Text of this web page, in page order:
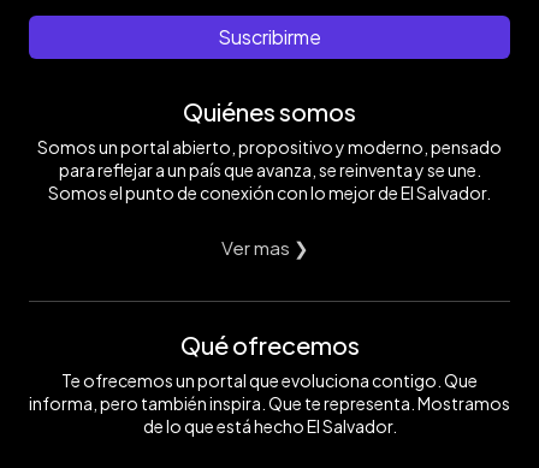
Suscribirme
Quiénes somos
Somos un portal abierto, propositivo y moderno, pensado
para reflejar a un país que avanza, se reinventa y se une.
Somos el punto de conexión con lo mejor de El Salvador.
Ver mas ❯
Qué ofrecemos
Te ofrecemos un portal que evoluciona contigo. Que
informa, pero también inspira. Que te representa. Mostramos
de lo que está hecho El Salvador.